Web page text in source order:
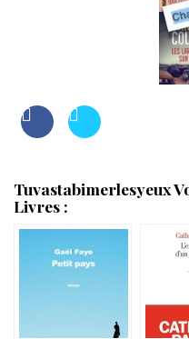
Tuvastabimerlesyeux
Livres :